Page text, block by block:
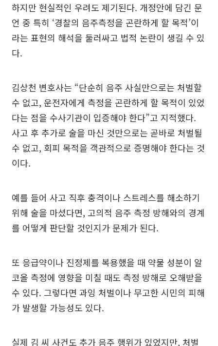
하지만 현실적인 우려도 제기된다. 개정안에 담긴 문
언 중 특히 ‘경찰의 음주측정을 곤란하게 할 목적’이
라는 표현의 해석을 둘러싸고 법적 논란이 생길 수 있
다.
김상천 변호사는 “단순히 음주 사실만으로는 처벌할
수 없고, 운전자에게 측정을 곤란하게 할 목적이 있었
다는 점을 수사기관이 입증해야 한다”고 지적했다.
사고 후 추가로 술을 마신 것만으로는 곧바로 처벌될
수 없고, 회피 목적을 객관적으로 증명해야 한다는 것
이다.
예를 들어 사고 직후 충격이나 스트레스를 해소하기
위해 술을 마셨다면, 고의적 음주 측정 방해와의 경계
를 어떻게 판단할 것인지가 문제가 된다.
또 응급약이나 진정제를 복용했을 때 약물 성분이 알
코올 측정에 영향을 미칠 때도 측정 방해로 오해받을
수 있다. 그렇다면 과잉 처벌이나 무고한 시민의 피해
가 발생할 가능성도 있다.
실제 김 씨 사건도 추가 음주 행위가 있었지만, 처벌